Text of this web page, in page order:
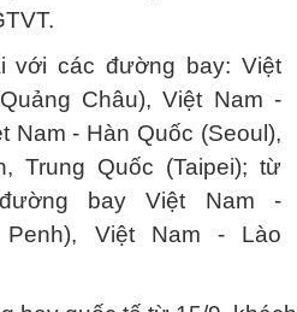
với các đường bay: Việt
Châu), Việt Nam -
Nam - Hàn Quốc (Seoul),
Trung Quốc (Taipei); từ
bay Việt Nam -
Penh), Việt Nam - Lào